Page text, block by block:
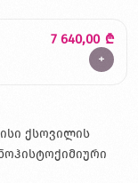
7 640,00 ₾
+
ქსოვილის